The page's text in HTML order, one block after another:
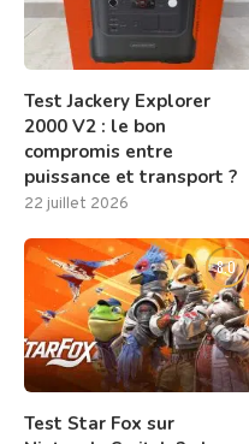
Test Jackery Explorer
2000 V2 : le bon
compromis entre
puissance et transport ?
22 juillet 2026
8.0
Test Star Fox sur